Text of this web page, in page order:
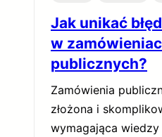
Jak unikać
w
publicznych?
Zamówienia
złożona i
wymagająca